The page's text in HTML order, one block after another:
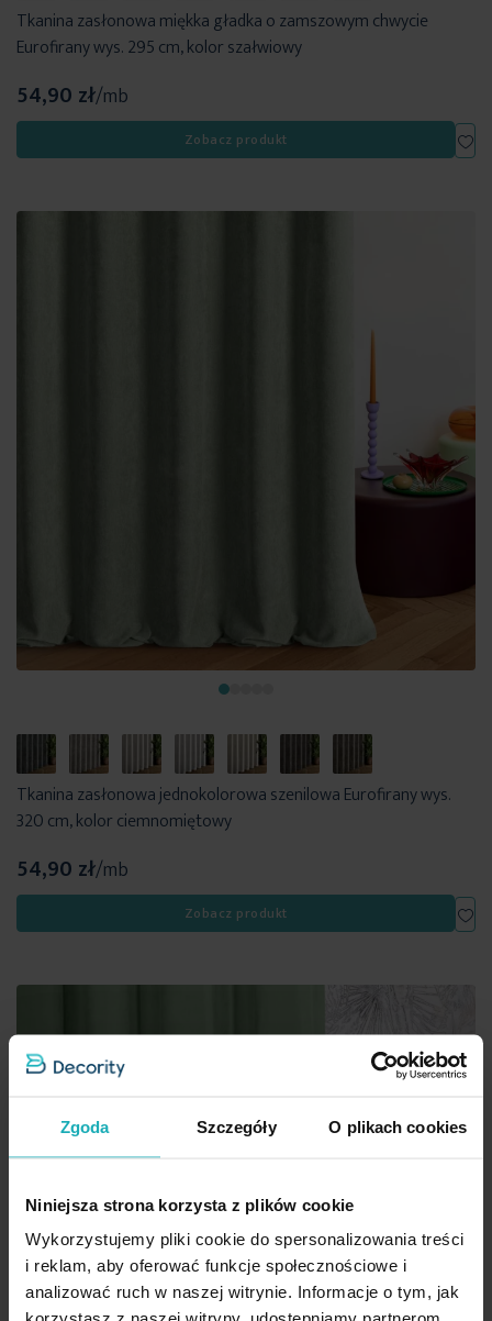
Zgoda Szczegóły O plikach cookies
Niniejsza strona korzysta z plików cookie
Wykorzystujemy pliki cookie do spersonalizowania treści
i reklam, aby oferować funkcje społecznościowe i
analizować ruch w naszej witrynie. Informacje o tym, jak
Tkanina zasłonowa miękka gładka o zamszowym chwycie
Eurofirany wys. 295 cm, kolor szałwiowy
54,90 zł/mb
Zobacz produkt
Tkanina zasłonowa jednokolorowa szenilowa Eurofirany wys.
320 cm, kolor ciemnomiętowy
54,90 zł/mb
Zobacz produkt